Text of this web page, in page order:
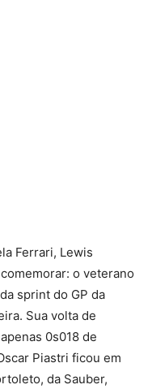
Ferrari, Lewis
o veterano
sprint do GP da
Sua volta de
0s018 de
Piastri ficou em
da Sauber,